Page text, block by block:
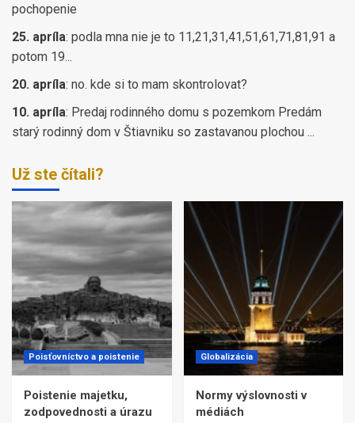
pochopenie
25. apríla: podla mna nie je to 11,21,31,41,51,61,71,81,91 a
potom 19...
20. apríla: no. kde si to mam skontrolovat?
10. apríla: Predaj rodinného domu s pozemkom Predám
starý rodinný dom v Štiavniku so zastavanou plochou ...
Už ste čítali?
Poisťovníctvo a poistenie
Poistenie majetku,
zodpovednosti a úrazu
Globalizácia
Normy výslovnosti v
médiách